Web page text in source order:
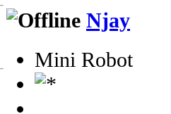
Njay
Mini Robot